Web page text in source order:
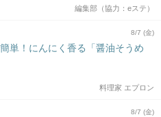
編集部（協力：eステ）
8/7 (金)
単！にんにく香る「醤油そうめ
料理家 エプロン
8/7 (金)